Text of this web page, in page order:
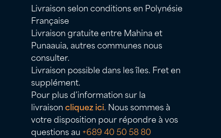
Livraison selon conditions en Polynésie
Française
Livraison gratuite entre Mahina et
Punaauia, autres communes nous
consulter.
Livraison possible dans les îles. Fret en
supplément.
Pour plus d’information sur la
livraisoncliquez ici. Nous sommes à
votre disposition pour répondre à vos
questions au +689 40 50 58 80